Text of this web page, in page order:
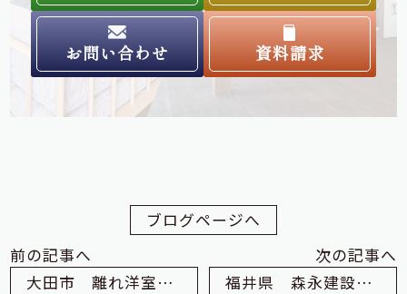
お問い合わせ 資料請求
ブログページへ
前の記事へ
大田市 離れ洋室改修・外壁工事 T様邸
次の記事へ
福井県 森永建設さんへ訪問・視察に行きました